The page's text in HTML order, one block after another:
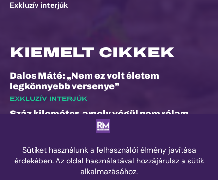
Exkluzív interjúk
KIEMELT CIKKEK
Dalos Máté: „Nem ez volt életem
legkönnyebb versenye”
EXKLUZÍV INTERJÚK
Száz kilométer, amely végül nem rólam
Kilian Jornet hiánya sem törheti meg a
Sierre-Zinal varázsát, izgalmas verseny
jöhet a négyezres csúcsok között